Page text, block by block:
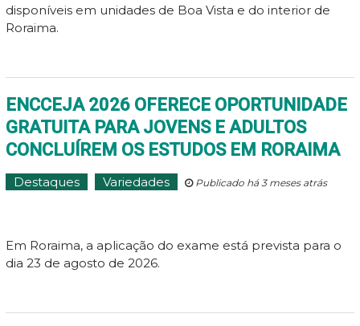
disponíveis em unidades de Boa Vista e do interior de
Roraima.
ENCCEJA 2026 OFERECE OPORTUNIDADE
GRATUITA PARA JOVENS E ADULTOS
CONCLUÍREM OS ESTUDOS EM RORAIMA
Destaques Variedades Publicado há 3 meses atrás
Em Roraima, a aplicação do exame está prevista para o
dia 23 de agosto de 2026.